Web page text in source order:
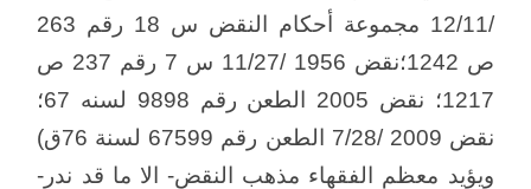
/12/11 مجموعة أحكام النقض س 18 رقم 263
ص 1242؛نقض 1956 /11/27 س 7 رقم 237 ص
1217؛ نقض 2005 الطعن رقم 9898 لسنه 67؛
نقض 2009 /7/28 الطعن رقم 67599 لسنة 76ق)
ويؤيد معظم الفقهاء مذهب النقض- الا ما قد ندر-